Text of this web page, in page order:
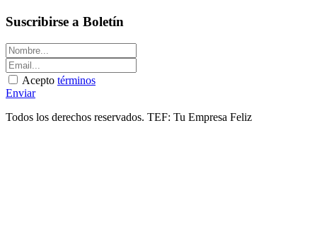
Suscribirse a Boletín
Acepto términos
Enviar
Todos los derechos reservados. TEF: Tu Empresa Feliz